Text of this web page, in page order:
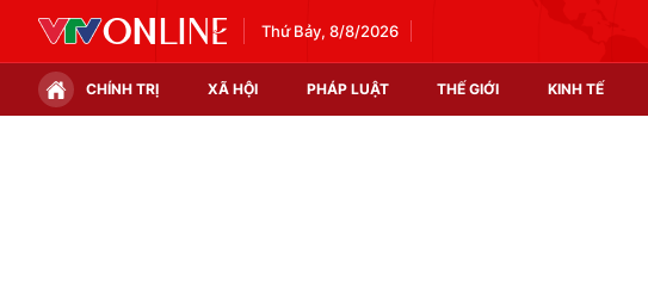
Thứ Bảy, 8/8/2026
CHÍNH TRỊ XÃ HỘI PHÁP LUẬT THẾ GIỚI KINH TẾ